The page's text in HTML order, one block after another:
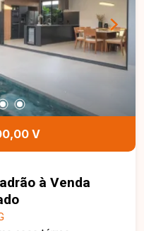
lazer e
uma visita para
V
à Venda